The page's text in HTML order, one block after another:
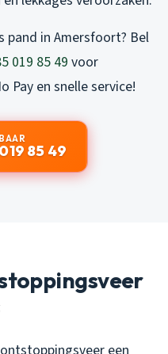
pand in Amersfoort? Bel
019 85 49 voor
Pay en snelle service!
85 49